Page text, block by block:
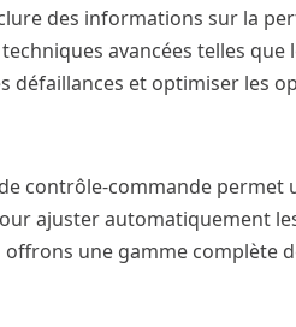
des informations sur la
avancées telles
et optimiser les
contrôle-commande
ajuster automatiquement
une gamme complète